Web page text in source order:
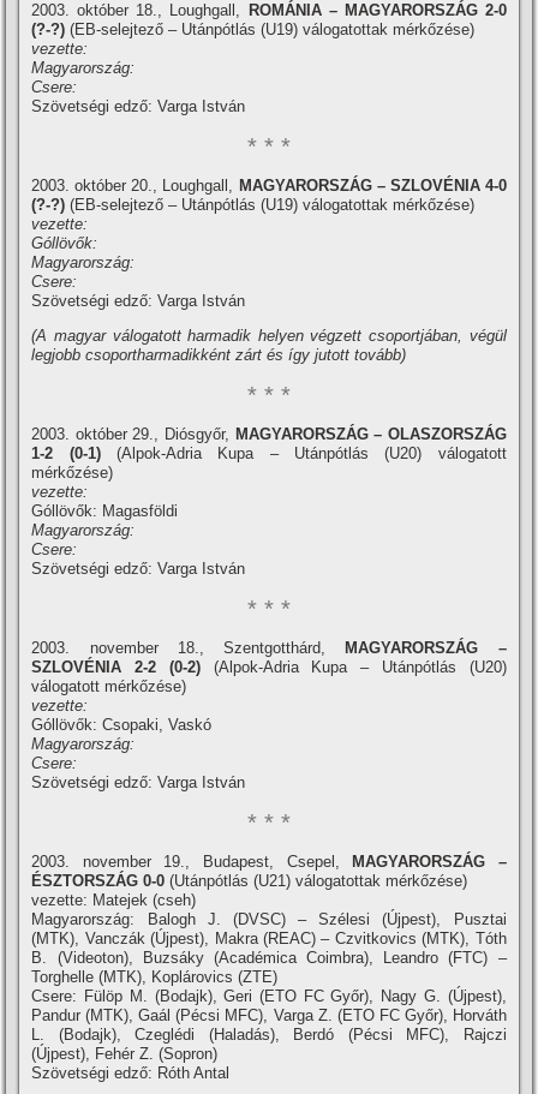
2003. október 18., Loughgall,
ROMÁNIA – MAGYARORSZÁG 2-0
(?-?) (EB-selejtező – Utánpótlás (U19) válogatottak mérkőzése)
vezette:
Magyarország:
Csere:
Szövetségi edző: Varga István
* * *
2003. október 20., Loughgall, MAGYARORSZÁG – SZLOVÉNIA 4-0
(?-?) (EB-selejtező – Utánpótlás (U19) válogatottak mérkőzése)
vezette:
Góllövők:
Magyarország:
Csere:
Szövetségi edző: Varga István
(A magyar válogatott harmadik helyen végzett csoportjában, végül
legjobb csoportharmadikként zárt és í­gy jutott tovább)
* * *
2003. október 29., Diósgyőr, MAGYARORSZÁG – OLASZORSZÁG
1-2 (0-1)(Alpok-Adria Kupa – Utánpótlás (U20) válogatott
mérkőzése)
vezette:
Góllövők: Magasföldi
Magyarország:
Csere:
Szövetségi edző: Varga István
* * *
2003. november 18., Szentgotthárd,
MAGYARORSZÁG –
SZLOVÉNIA 2-2 (0-2)(Alpok-Adria Kupa – Utánpótlás (U20)
válogatott mérkőzése)
vezette:
Góllövők: Csopaki, Vaskó
Magyarország:
Csere:
Szövetségi edző: Varga István
* * *
2003. november 19., Budapest, Csepel,
MAGYARORSZÁG –
ÉSZTORSZÁG 0-0 (Utánpótlás (U21) válogatottak mérkőzése)
vezette: Matejek (cseh)
Magyarország: Balogh J. (DVSC) – Szélesi (Újpest), Pusztai
(MTK), Vanczák (Újpest), Makra (REAC) – Czvitkovics (MTK), Tóth
B. (Videoton), Buzsáky (Académica Coimbra), Leandro (FTC) –
Torghelle (MTK), Koplárovics (ZTE)
Csere: Fülöp M. (Bodajk), Geri (ETO FC Győr), Nagy G. (Újpest),
Pandur (MTK), Gaál (Pécsi MFC), Varga Z. (ETO FC Győr), Horváth
L. (Bodajk), Czeglédi (Haladás), Berdó (Pécsi MFC), Rajczi
(Újpest), Fehér Z. (Sopron)
Szövetségi edző: Róth Antal